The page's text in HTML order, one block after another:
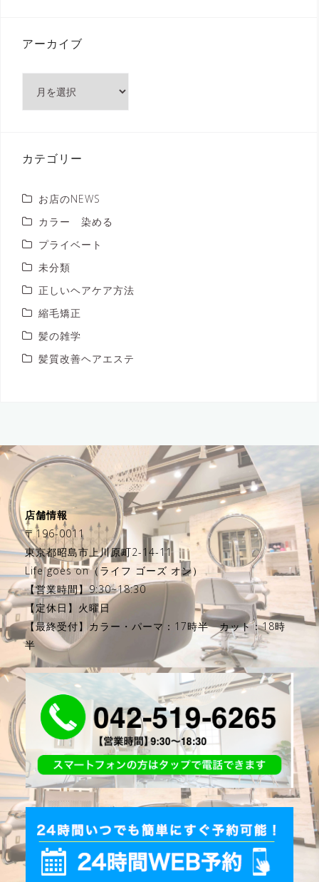
アーカイブ
ブ
カテゴリー
お店のNEWS
カラー 染める
プライベート
未分類
正しいヘアケア方法
縮毛矯正
髪の雑学
髪質改善ヘアエステ
店舗情報
〒196-0011
東京都昭島市上川原町2-14-11
Life goes on（ライフ ゴーズ オン）
【営業時間】9:30~18:30
【定休日】火曜日
【最終受付】カラー・パーマ：17時半 カット：18時
半